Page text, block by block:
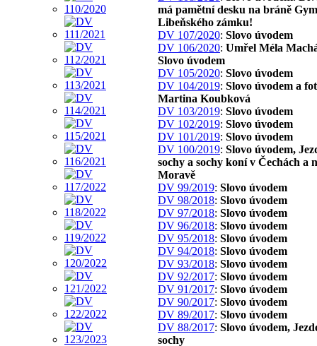
má pamětní desku na bráně
Libeňského zámku!
DV 107/2020: Slovo úvodem
DV 106/2020: Umřel Méla
Slovo úvodem
DV 105/2020: Slovo úvodem
DV 104/2019: Slovo úvodem a
Martina Koubková
DV 103/2019: Slovo úvodem
DV 102/2019: Slovo úvodem
DV 101/2019: Slovo úvodem
DV 100/2019: Slovo úvodem,
sochy a sochy koní v Čechách a
Moravě
DV 99/2019: Slovo úvodem
DV 98/2018: Slovo úvodem
DV 97/2018: Slovo úvodem
DV 96/2018: Slovo úvodem
DV 95/2018: Slovo úvodem
DV 94/2018: Slovo úvodem
DV 93/2018: Slovo úvodem
DV 92/2017: Slovo úvodem
DV 91/2017: Slovo úvodem
DV 90/2017: Slovo úvodem
DV 89/2017: Slovo úvodem
DV 88/2017: Slovo úvodem,
sochy